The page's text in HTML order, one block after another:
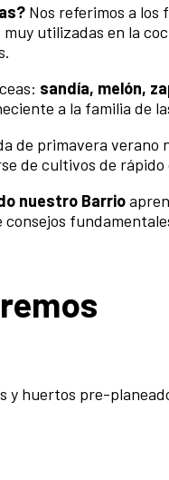
Nos referimos a los
muy utilizadas en la
sandía, melón,
a la familia de
de primavera verano
de cultivos de
nuestro Barrio
consejos
y huertos pre-